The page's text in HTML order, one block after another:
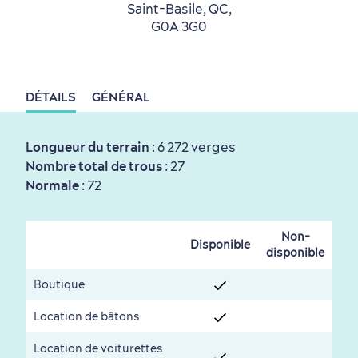
Première visite
Saisons et climat
Histoire vivante
Culture animée
au petit-déjeuner
écoresponsable
Croisières internationales
DÉTAILS GÉNÉRAL
Longueur du terrain : 6 272 verges
Nombre total de trous : 27
Normale : 72
Disponible
Non-
disponible
Boutique
Location de bâtons
Location de voiturettes
Saint-Basile, QC,
G0A 3G0